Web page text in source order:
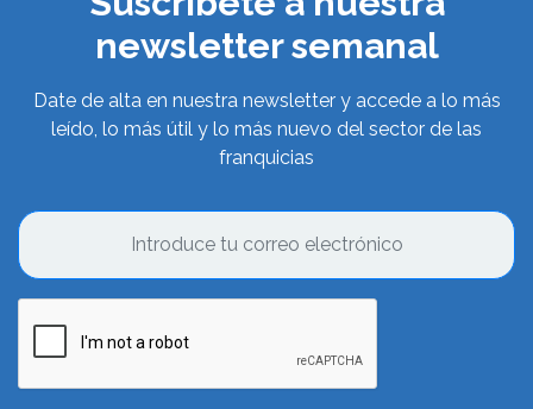
newsletter semanal
Date de alta en nuestra newsletter y accede a lo más
leído, lo más útil y lo más nuevo del sector de las
franquicias